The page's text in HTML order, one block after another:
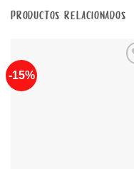
PRODUCTOS RELACIONADOS
-15%